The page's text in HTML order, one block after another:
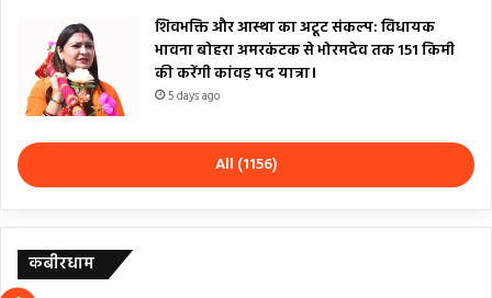
शिवभक्ति और आस्था का अटूट संकल्प: विधायक
भावना बोहरा अमरकंटक से भोरमदेव तक 151 किमी
की करेंगी कांवड़ पद यात्रा।
5 days ago
All (1156)
कबीरधाम